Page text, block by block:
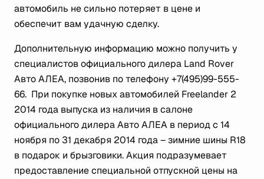
автомобиль не сильно потеряет в цене и
обеспечит вам удачную сделку.
Дополнительную информацию можно получить у
специалистов официального дилера Land Rover
Авто АЛЕА, позвонив по телефону +7(495)99-555-
66. При покупке новых автомобилей Freelander 2
2014 года выпуска из наличия в салоне
официального дилера Авто АЛЕА в период с 14
ноября по 31 декабря 2014 года – зимние шины R18
в подарок и брызговики. Акция подразумевает
предоставление специальной отпускной цены на